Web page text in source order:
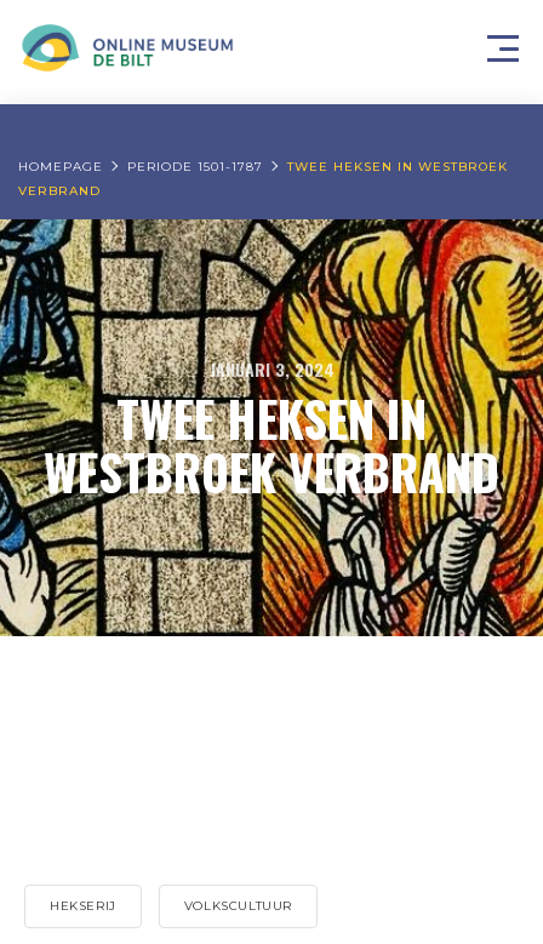
HOMEPAGE PERIODE 1501-1787
TWEE HEKSEN IN WESTBROEK
VERBRAND
JANUARI 3, 2024
TWEE HEKSEN IN
WESTBROEK VERBRAND
HEKSERIJ VOLKSCULTUUR